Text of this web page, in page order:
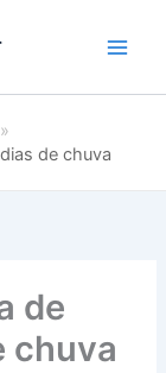
de chuva
de
chuva